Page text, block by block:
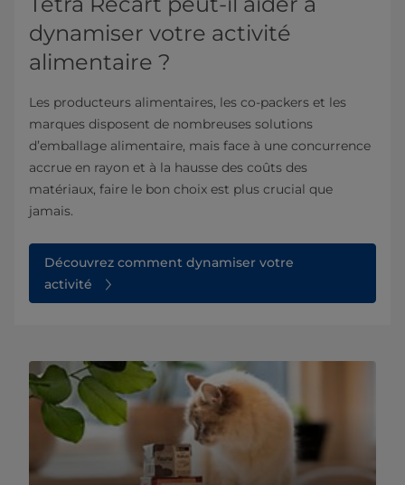
dynamiser votre activité
alimentaire ?
Les producteurs alimentaires, les co-packers et les
marques disposent de nombreuses solutions
d’emballage alimentaire, mais face à une concurrence
accrue en rayon et à la hausse des coûts des
matériaux, faire le bon choix est plus crucial que
jamais.
Découvrez comment dynamiser votre
activité